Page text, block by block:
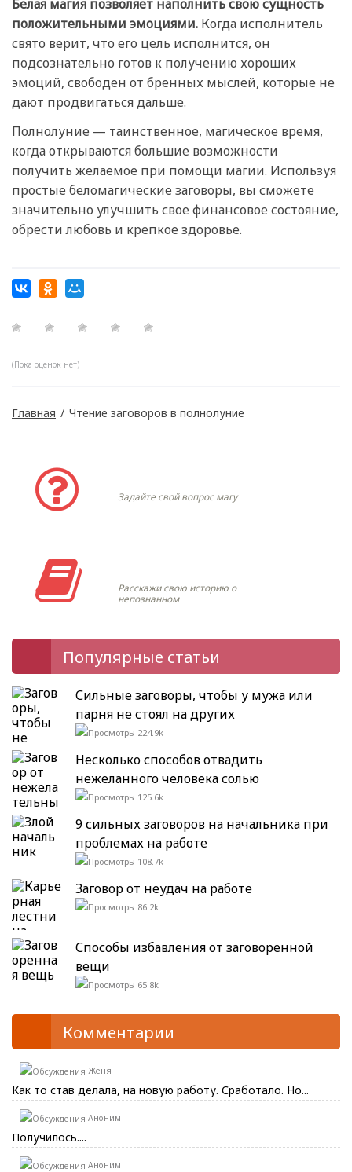
Белая магия позволяет наполнить свою сущность
положительными эмоциями. Когда исполнитель
свято верит, что его цель исполнится, он
подсознательно готов к получению хороших
эмоций, свободен от бренных мыслей, которые не
дают продвигаться дальше.
Полнолуние — таинственное, магическое время,
когда открываются большие возможности
получить желаемое при помощи магии. Используя
простые беломагические заговоры, вы сможете
значительно улучшить свое финансовое состояние,
обрести любовь и крепкое здоровье.
(Пока оценок нет)
Главная / Чтение заговоров в полнолуние
Задайте свой вопрос магу
Расскажи свою историю о
непознанном
Популярные статьи
Сильные заговоры, чтобы у мужа или
парня не стоял на других
224.9k
Несколько способов отвадить
нежеланного человека солью
125.6k
9 сильных заговоров на начальника при
проблемах на работе
108.7k
Заговор от неудач на работе
86.2k
Способы избавления от заговоренной
вещи
65.8k
Комментарии
Женя
Как то став делала, на новую работу. Сработало. Но...
Аноним
Получилось....
Аноним